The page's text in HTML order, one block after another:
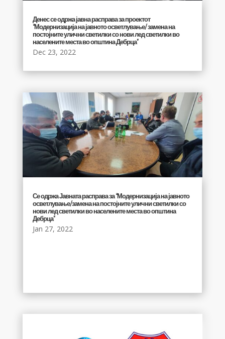
Денес се одржа јавна расправа за проектот
“Модернизација на јавното осветлување/ замена на
постојните улични светилки со нови лед светилки во
населените места во општина Дебрца”
Dec 23, 2022
Се одржа Јавната расправа за “Модернизација на јавното
осветлување/замена на постојните улични светилки со
нови лед светилки во населените места во општина
Дебрца”
Jan 27, 2022